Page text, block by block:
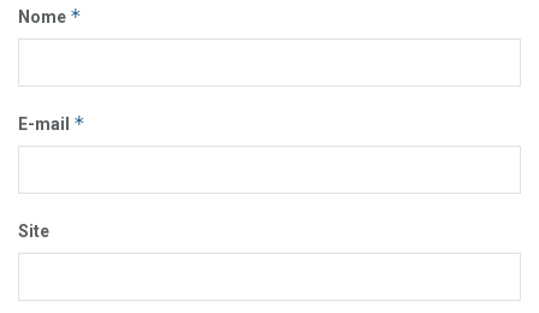
Nome *
E-mail *
Site